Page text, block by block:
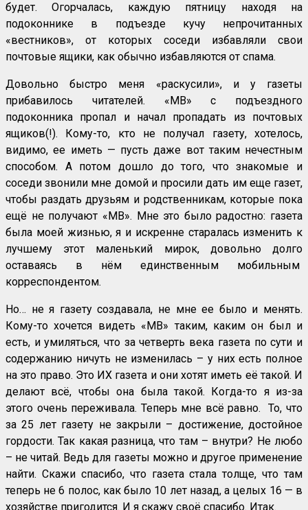
будет. Огорчалась, каждую пятницу находя на
подоконнике в подъезде кучу непрочитанных
«вестников», от которых соседи избавляли свои
почтовые ящики, как обычно избавляются от спама.
Довольно быстро меня «раскусили», и у газеты
прибавилось читателей. «МВ» с подъездного
подоконника пропал и начал пропадать из почтовых
ящиков(!). Кому-то, кто не получал газету, хотелось,
видимо, ее иметь — пусть даже вот таким нечестным
способом. А потом дошло до того, что знакомые и
соседи звонили мне домой и просили дать им еще газет,
чтобы раздать друзьям и родственникам, которые пока
ещё не получают «МВ». Мне это было радостно: газета
была моей жизнью, я и искренне старалась изменить к
лучшему этот маленький мирок, довольно долго
оставаясь в нём единственным мобильным
корреспондентом.
Но… не я газету создавала, не мне ее было и менять.
Кому-то хочется видеть «МВ» таким, каким он был и
есть, и умиляться, что за четверть века газета по сути и
содержанию ничуть не изменилась – у них есть полное
на это право. Это ИХ газета и они хотят иметь её такой. И
делают всё, чтобы она была такой. Когда-то я из-за
этого очень переживала. Теперь мне всё равно. То, что
за 25 лет газету не закрыли – достижение, достойное
гордости. Так какая разница, что там – внутри? Не любо
– не читай. Ведь для газеты можно и другое применение
найти. Скажи спасибо, что газета стала толще, что там
теперь не 6 полос, как было 10 лет назад, а целых 16 — в
хозяйстве пригодится. И я скажу своё спасибо. Итак.